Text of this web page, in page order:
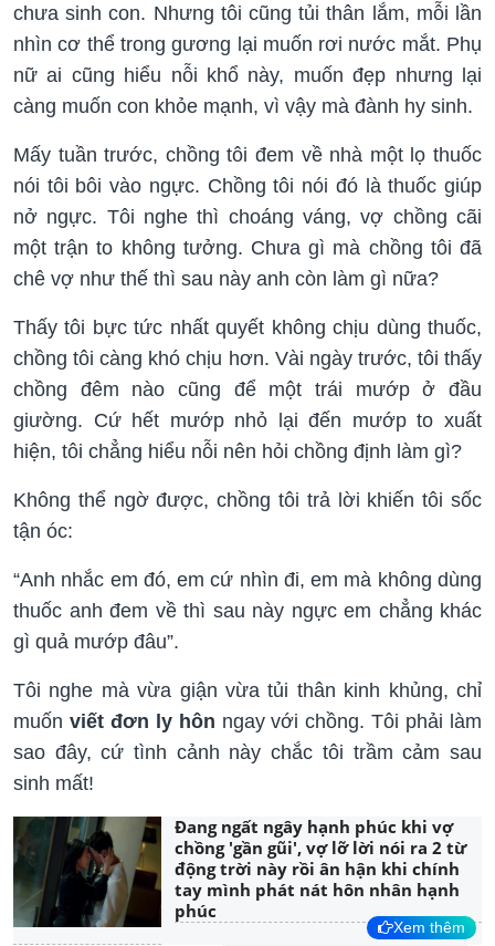
chưa sinh con. Nhưng tôi cũng tủi thân lắm, mỗi lần
nhìn cơ thể trong gương lại muốn rơi nước mắt. Phụ
nữ ai cũng hiểu nỗi khổ này, muốn đẹp nhưng lại
càng muốn con khỏe mạnh, vì vậy mà đành hy sinh.
Mấy tuần trước, chồng tôi đem về nhà một lọ thuốc
nói tôi bôi vào ngực. Chồng tôi nói đó là thuốc giúp
nở ngực. Tôi nghe thì choáng váng, vợ chồng cãi
một trận to không tưởng. Chưa gì mà chồng tôi đã
chê vợ như thế thì sau này anh còn làm gì nữa?
Thấy tôi bực tức nhất quyết không chịu dùng thuốc,
chồng tôi càng khó chịu hơn. Vài ngày trước, tôi thấy
chồng đêm nào cũng để một trái mướp ở đầu
giường. Cứ hết mướp nhỏ lại đến mướp to xuất
hiện, tôi chẳng hiểu nỗi nên hỏi chồng định làm gì?
Không thể ngờ được, chồng tôi trả lời khiến tôi sốc
tận óc:
“Anh nhắc em đó, em cứ nhìn đi, em mà không dùng
thuốc anh đem về thì sau này ngực em chẳng khác
gì quả mướp đâu”.
Tôi nghe mà vừa giận vừa tủi thân kinh khủng, chỉ
muốn viết đơn ly hôn ngay với chồng. Tôi phải làm
sao đây, cứ tình cảnh này chắc tôi trầm cảm sau
sinh mất!
Đang ngất ngây hạnh phúc khi vợ
chồng 'gần gũi', vợ lỡ lời nói ra 2 từ
động trời này rồi ân hận khi chính
tay mình phát nát hôn nhân hạnh
phúc
Xem thêm